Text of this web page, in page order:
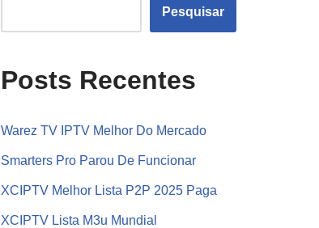
Pesquisar
Posts Recentes
Warez TV IPTV Melhor Do Mercado
Smarters Pro Parou De Funcionar
XCIPTV Melhor Lista P2P 2025 Paga
XCIPTV Lista M3u Mundial